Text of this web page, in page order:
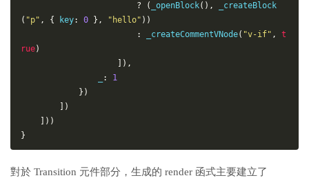
?
( _openBlock( ) ,
_createBlock
( "p" , { key: 0 } , "hello" ) )
:
_createCommentVNode( "v-if" ,
t
rue)
) ,
:
1
} )
)
) )
}
對於 Transition 元件部分，生成的 render 函式主要建立了